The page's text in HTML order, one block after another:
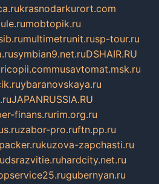
krasnodarkurort.com
mobtopik.ru
multimetrunit.rusp-tour.ru
symbian9.net.ruDSHAIR.RU
musavtomat.msk.ru
ybaranovskaya.ru
JAPANRUSSIA.RU
finans.rurim.org.ru
zabor-pro.ruftn.pp.ru
kuzova-zapchasti.ru
dsrazvitie.ruhardcity.net.ru
gubernyan.ru